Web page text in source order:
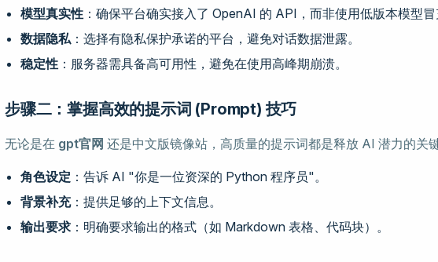
模型真实性 ：确保平台确实接入了 OpenAI 的 API，而非使用低版本模型冒
数据隐私：选择有隐私保护承诺的平台，避免对话数据泄露。
稳定性 ：服务器需具备高可用性，避免在使用高峰期崩溃。
步骤二：掌握高效的提示词 (Prompt) 技巧
无论是在 gpt官网 还是中文版镜像站，高质量的提示词都是释放 AI 潜力的关键
角色设定 ：告诉 AI "你是一位资深的 Python 程序员"。
背景补充：提供足够的上下文信息。
输出要求 ：明确要求输出的格式（如 Markdown 表格、代码块）。